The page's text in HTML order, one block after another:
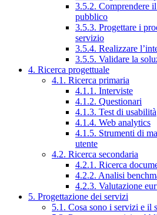
3.5.2. Comprendere
pubblico
3.5.3. Progettare i
servizio
3.5.4. Realizzare
3.5.5. Validare la
4. Ricerca progettuale
4.1. Ricerca primaria
4.1.1. Interviste
4.1.2. Questionari
4.1.3. Test di usabilità
4.1.4. Web analytics
4.1.5. Strumenti di
utente
4.2. Ricerca secondaria
4.2.1. Ricerca
4.2.2. Analisi
4.2.3. Valutazione
5. Progettazione dei servizi
5.1. Cosa sono i servizi e il